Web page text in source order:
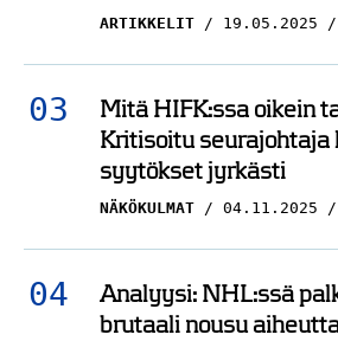
ARTIKKELIT 19.05.2025
Mitä HIFK:ssa oikein
Kritisoitu seurajohtaja
syytökset jyrkästi
NÄKÖKULMAT 04.11.2025
Analyysi: NHL:ssä
brutaali nousu